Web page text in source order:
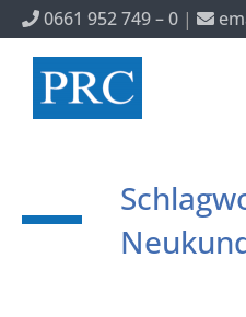
0661 952 749 – 0 |